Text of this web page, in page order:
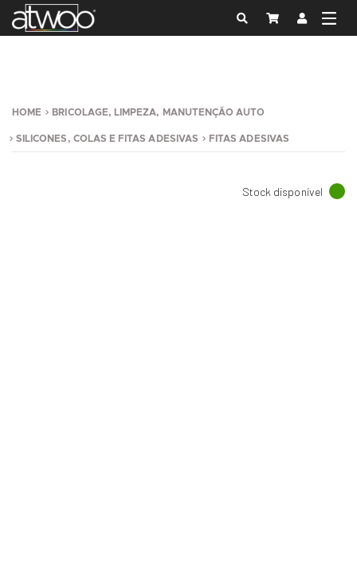
HOME BRICOLAGE, LIMPEZA, MANUTENÇÃO AUTO
SILICONES, COLAS E FITAS ADESIVAS FITAS ADESIVAS
Stock disponível